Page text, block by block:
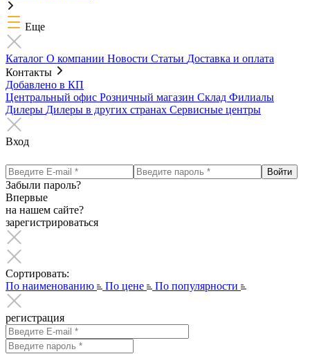
Еще
Каталог О компании Новости Статьи Доставка и оплата
Контакты
Добавлено в КП
Центральный офис Розничный магазин Склад Филиалы
Дилеры Дилеры в других странах Сервисные центры
Вход
Забыли пароль?
Впервые
на нашем сайте?
зарегистрироваться
Сортировать:
По наименованию
По цене По популярности
регистрация